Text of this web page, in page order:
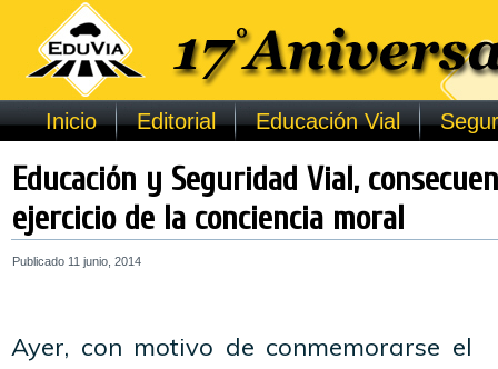
Inicio Editorial Educación Vial
Educación y Seguridad Vial,
ejercicio de la conciencia moral
Publicado 11 junio, 2014
Ayer, con motivo de conmemorarse